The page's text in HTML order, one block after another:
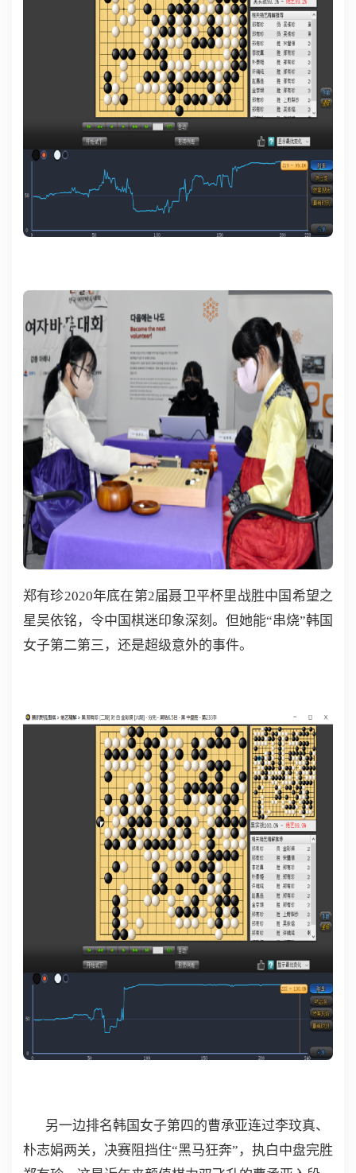
郑有珍2020年底在第2届聂卫平杯里战胜中国希望之
星吴依铭，令中国棋迷印象深刻。但她能“串烧”韩国
女子第二第三，还是超级意外的事件。
另一边排名韩国女子第四的曹承亚连过李玟真、
朴志娟两关，决赛阻挡住“黑马狂奔”，执白中盘完胜